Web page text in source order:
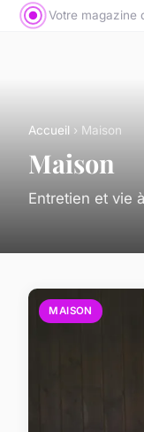
Votre magazine
Accueil › Maison
Maison
Entretien et vie
MAISON